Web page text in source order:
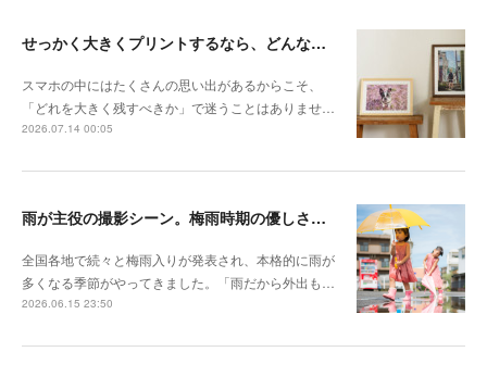
せっかく大きくプリントするなら、どんな写真が向いている？
スマホの中にはたくさんの思い出があるからこそ、
「どれを大きく残すべきか」で迷うことはありませ…
2026.07.14 00:05
雨が主役の撮影シーン。梅雨時期の優しさを切り取る撮影テクニック
全国各地で続々と梅雨入りが発表され、本格的に雨が
多くなる季節がやってきました。「雨だから外出も…
2026.06.15 23:50